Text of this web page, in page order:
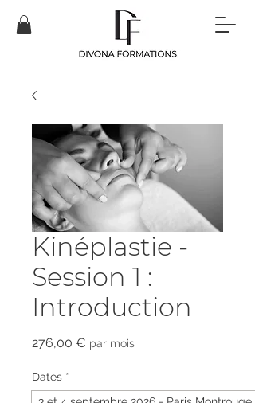
Kinéplastie -
Session 1 :
Introduction
276,00 € Prix
par mois
Dates *